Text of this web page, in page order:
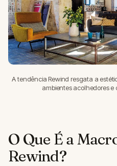
A tendência Rewind resgata a
ambientes acolhedores e
O Que É a
Rewind?